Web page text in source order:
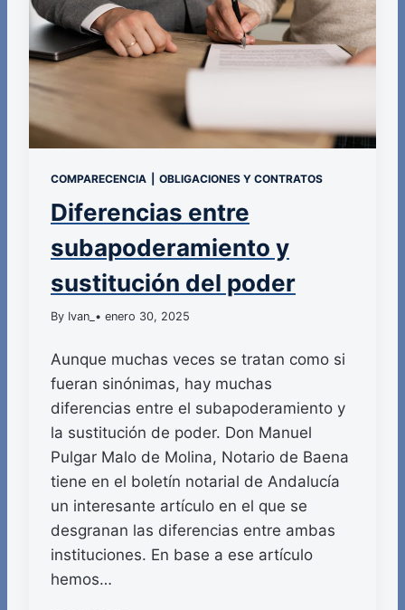
COMPARECENCIA OBLIGACIONES Y CONTRATOS
Diferencias entre
subapoderamiento y
sustitución del poder
By Ivan_ • enero 30, 2025
Aunque muchas veces se tratan como si
fueran sinónimas, hay muchas
diferencias entre el subapoderamiento y
la sustitución de poder. Don Manuel
Pulgar Malo de Molina, Notario de Baena
tiene en el boletín notarial de Andalucía
un interesante artículo en el que se
desgranan las diferencias entre ambas
instituciones. En base a ese artículo
hemos…